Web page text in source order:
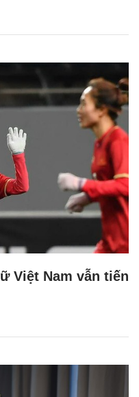
Việt Nam vẫn tiến